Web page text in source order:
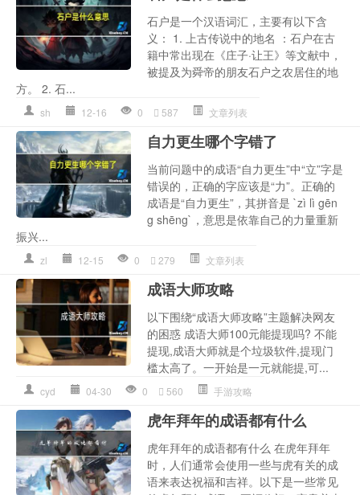
石户是一个汉语词汇，主要有以下含
义： 1. 上古传说中的地名 ：石户在古
籍中常出现在《庄子·让王》等文献中，
被提及为舜帝的朋友石户之农居住的地
方。 2. 石...
sh 12-16 0 587 文章列表
自力更生哪个字错了
当前问题中的成语“自力更生”中“立”字是
错误的，正确的字应该是“力”。正确的
成语是“自力更生”，其拼音是 `zì lì gēn
g shēng`，意思是依靠自己的力量重新
振兴...
zl 12-15 0 279 文章列表
成语大师攻略
以下围绕“成语大师攻略”主题解决网友
的困惑 成语大师100元能提现吗? 不能
提现,成语大师就是个垃圾软件,提现门
槛太高了。一开始是一元就能提,可...
cyd 04-30 0 560 手游攻略
虎年拜年的成语都有什么
虎年拜年的成语都有什么 在虎年拜年
时，人们通常会使用一些与虎有关的成
语来表达祝福和吉祥。以下是一些常见